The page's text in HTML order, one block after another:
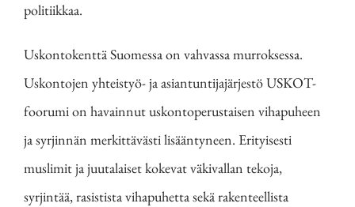
politiikkaa.
Uskontokenttä Suomessa on vahvassa murroksessa.
Uskontojen yhteistyö- ja asiantuntijajärjestö USKOT-
foorumi on havainnut uskontoperustaisen vihapuheen
ja syrjinnän merkittävästi lisääntyneen. Erityisesti
muslimit ja juutalaiset kokevat väkivallan tekoja,
syrjintää, rasistista vihapuhetta sekä rakenteellista